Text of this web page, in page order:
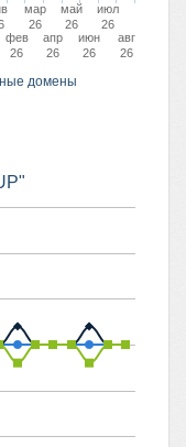
домены
фев
26
мар
26
апр
26
май
26
июн
26
июл
26
авг
26